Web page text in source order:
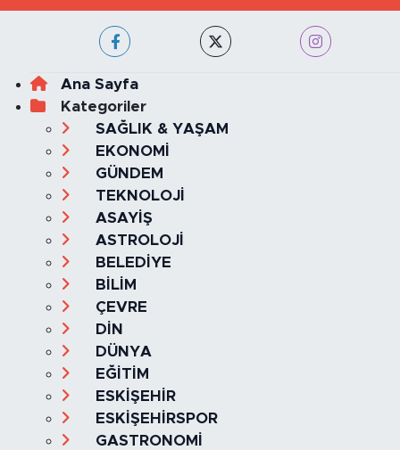
Ana Sayfa
Kategoriler
SAĞLIK & YAŞAM
EKONOMİ
GÜNDEM
TEKNOLOJİ
ASAYİŞ
ASTROLOJİ
BELEDİYE
BİLİM
ÇEVRE
DİN
DÜNYA
EĞİTİM
ESKİŞEHİR
ESKİŞEHİRSPOR
GASTRONOMİ